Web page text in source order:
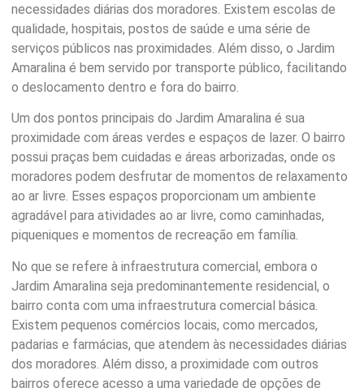
necessidades diárias dos moradores. Existem escolas de
qualidade, hospitais, postos de saúde e uma série de
serviços públicos nas proximidades. Além disso, o Jardim
Amaralina é bem servido por transporte público, facilitando
o deslocamento dentro e fora do bairro.
Um dos pontos principais do Jardim Amaralina é sua
proximidade com áreas verdes e espaços de lazer. O bairro
possui praças bem cuidadas e áreas arborizadas, onde os
moradores podem desfrutar de momentos de relaxamento
ao ar livre. Esses espaços proporcionam um ambiente
agradável para atividades ao ar livre, como caminhadas,
piqueniques e momentos de recreação em família.
No que se refere à infraestrutura comercial, embora o
Jardim Amaralina seja predominantemente residencial, o
bairro conta com uma infraestrutura comercial básica.
Existem pequenos comércios locais, como mercados,
padarias e farmácias, que atendem às necessidades diárias
dos moradores. Além disso, a proximidade com outros
bairros oferece acesso a uma variedade de opções de